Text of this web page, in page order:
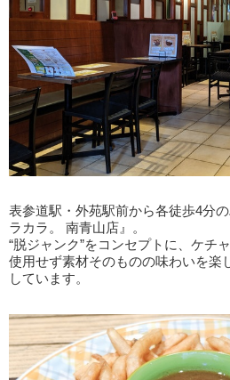
表参道駅・外苑駅前から各徒歩4分
ラカラ。 南青山店』。
“脱ジャンク”をコンセプトに、ケチ
使用せず素材そのものの味わいを楽
しています。